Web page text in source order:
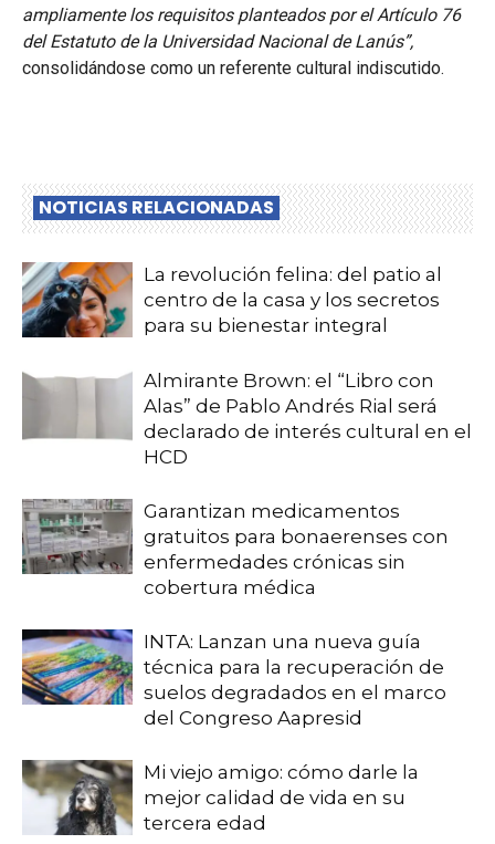
ampliamente los requisitos planteados por el Artículo 76
del Estatuto de la Universidad Nacional de Lanús”,
consolidándose como un referente cultural indiscutido.
NOTICIAS RELACIONADAS
La revolución felina: del patio al
centro de la casa y los secretos
para su bienestar integral
Almirante Brown: el “Libro con
Alas” de Pablo Andrés Rial será
declarado de interés cultural en el
HCD
Garantizan medicamentos
gratuitos para bonaerenses con
enfermedades crónicas sin
cobertura médica
INTA: Lanzan una nueva guía
técnica para la recuperación de
suelos degradados en el marco
del Congreso Aapresid
Mi viejo amigo: cómo darle la
mejor calidad de vida en su
tercera edad